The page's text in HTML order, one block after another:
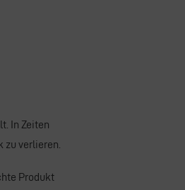
In Zeiten
verlieren.
Produkt